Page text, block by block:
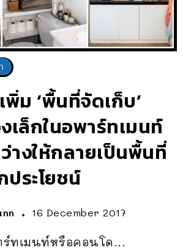
พิ่ม ‘พื้นที่จัดเก็บ’
เล็กในอพาร์ทเมนท์
างให้กลายเป็นพื้นที่
ระโยชน์
16 December 2017
ทเมนท์หรือคอนโด...